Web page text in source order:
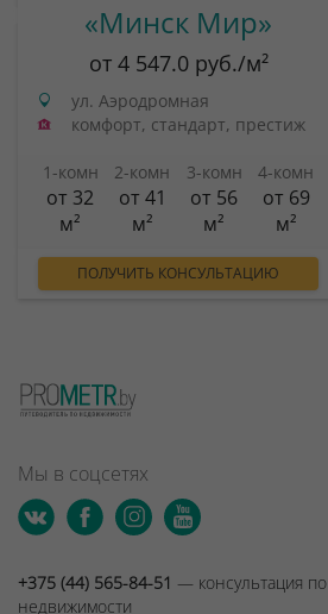
«Минск Мир»
от 4 547.0 руб./м²
ул. Аэродромная
комфорт, стандарт, престиж
1-комн
от 32
м²
2-комн
от 41
м²
3-комн
от 56
м²
4-комн
от 69
м²
ПОЛУЧИТЬ КОНСУЛЬТАЦИЮ
Мы в соцсетях
+375 (44) 565-84-51 — консультация по
недвижимости